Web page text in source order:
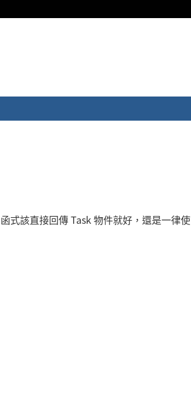
式該直接回傳 Task 物件就好，還是一律使